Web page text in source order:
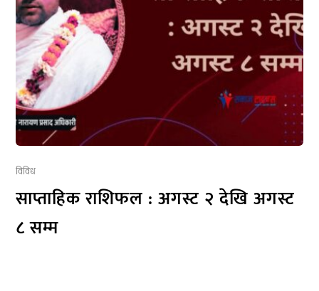
विविध
साप्ताहिक राशिफल : अगस्ट २ देखि अगस्ट
८ सम्म